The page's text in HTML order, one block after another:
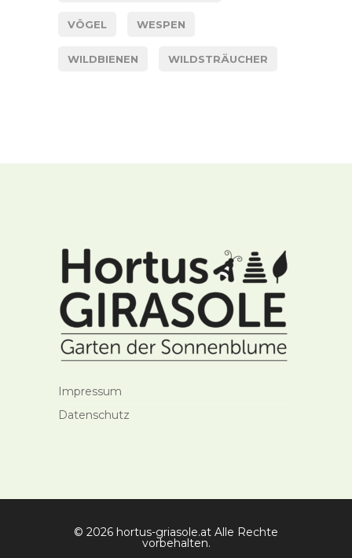
VÖGEL WESPEN
WILDBIENEN WILDSTRÄUCHER
Impressum
Datenschutz
© 2026 hortus-griasole.at Alle Rechte
vorbehalten.